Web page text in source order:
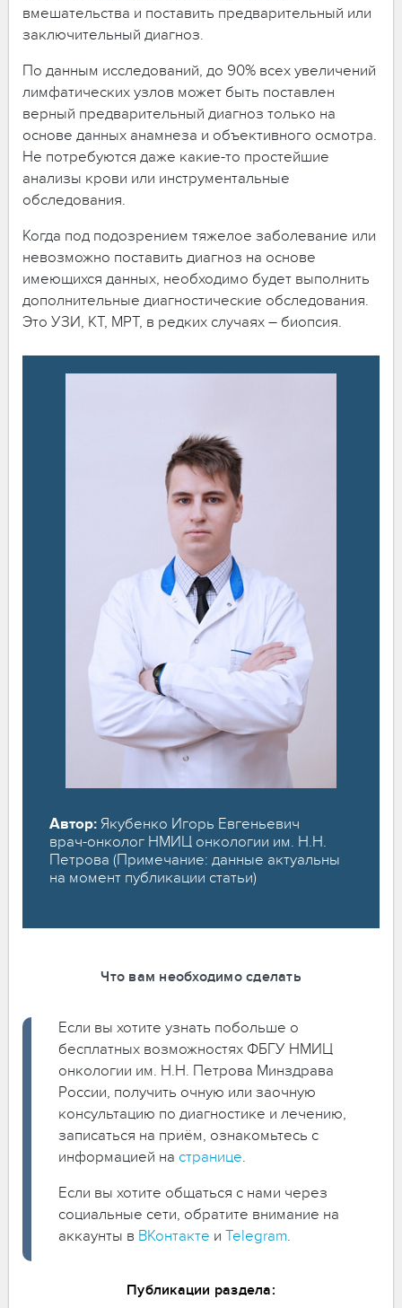
вмешательства и поставить предварительный или
заключительный диагноз.
По данным исследований, до 90% всех увеличений
лимфатических узлов может быть поставлен
верный предварительный диагноз только на
основе данных анамнеза и объективного осмотра.
Не потребуются даже какие-то простейшие
анализы крови или инструментальные
обследования.
Когда под подозрением тяжелое заболевание или
невозможно поставить диагноз на основе
имеющихся данных, необходимо будет выполнить
дополнительные диагностические обследования.
Это УЗИ, КТ, МРТ, в редких случаях – биопсия.
Автор: Якубенко Игорь Евгеньевич
врач-онколог НМИЦ онкологии им. Н.Н.
Петрова (Примечание: данные актуальны
на момент публикации статьи)
Что вам необходимо сделать
Если вы хотите узнать побольше о
бесплатных возможностях ФБГУ НМИЦ
онкологии им. Н.Н. Петрова Минздрава
России, получить очную или заочную
консультацию по диагностике и лечению,
записаться на приём, ознакомьтесь с
информацией на странице.
Если вы хотите общаться с нами через
социальные сети, обратите внимание на
аккаунты в ВКонтакте и Telegram.
Публикации раздела: